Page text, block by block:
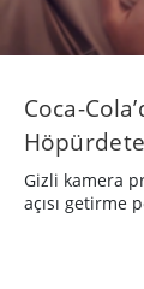
Coca-
Gizli kamera
açısı getirme